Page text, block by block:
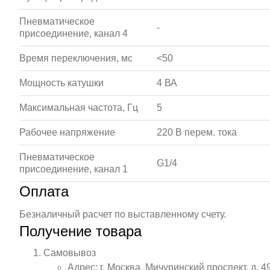
Пневматическое
присоединение, канал 4
-
Время переключения, мс <50
Мощность катушки 4 ВА
Максимальная частота, Гц 5
Рабочее напряжение 220 В перем. тока
Пневматическое
присоединение, канал 1
G1/4
Оплата
Безналичный расчет по выставленному счету.
Получение товара
Самовывоз
Адрес: г. Москва, Мичуринский проспект, д.